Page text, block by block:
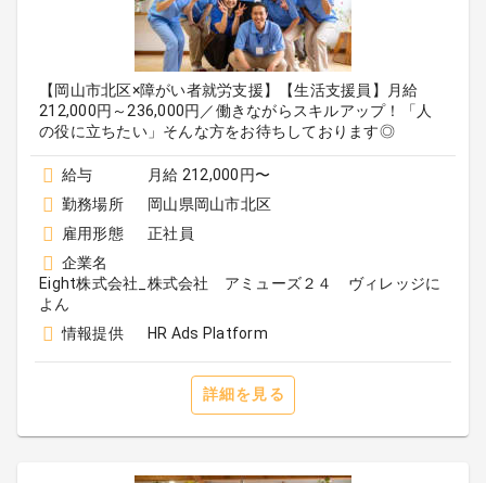
【岡山市北区×障がい者就労支援】【生活支援員】月給
212,000円～236,000円／働きながらスキルアップ！「人
の役に立ちたい」そんな方をお待ちしております◎
給与
月給 212,000円〜
勤務場所
岡山県岡山市北区
雇用形態
正社員
企業名
Eight株式会社_株式会社 アミューズ２４ ヴィレッジに
よん
情報提供
HR Ads Platform
詳細を見る